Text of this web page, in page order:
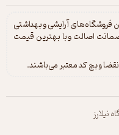
فروشگاه‌های آرایشی و بهداشتی
اصالت و با بهترین قیمت
و بچ کد معتبر می‌باشند.
نیلارز